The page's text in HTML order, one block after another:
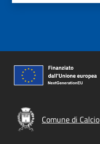
Comune di Calcio